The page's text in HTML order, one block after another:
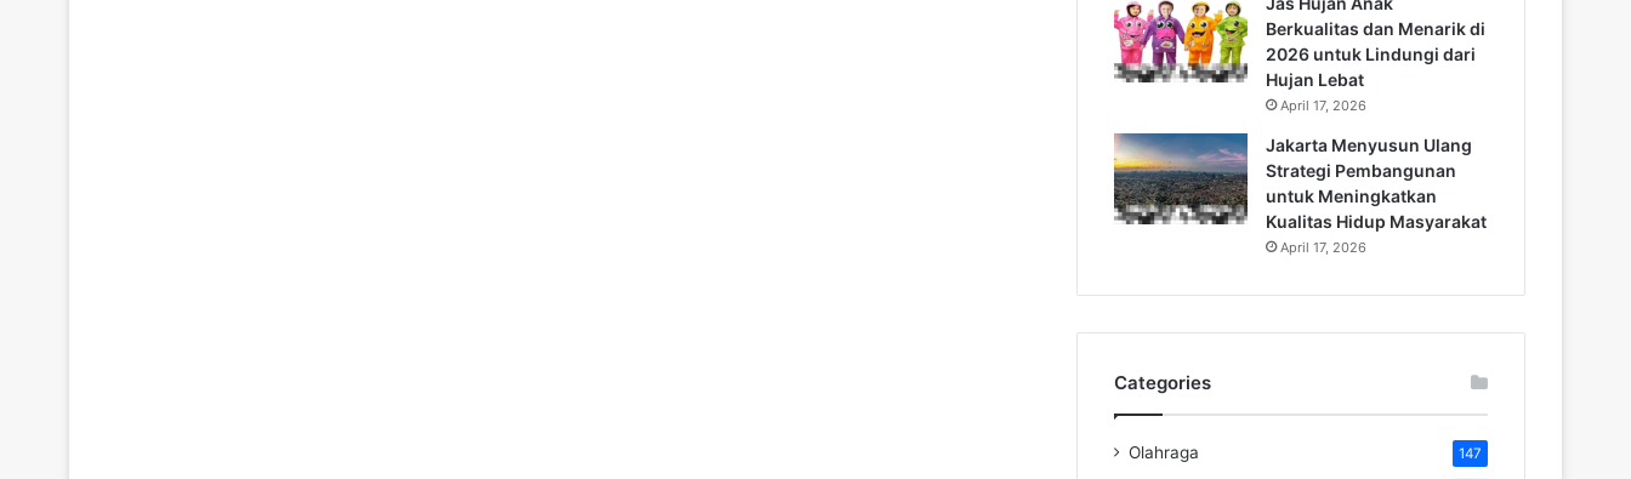
Berkualitas dan Menarik di
2026 untuk Lindungi dari
Hujan Lebat
April 17, 2026
Jakarta Menyusun Ulang
Strategi Pembangunan
untuk Meningkatkan
Kualitas Hidup Masyarakat
April 17, 2026
Categories
Olahraga 147